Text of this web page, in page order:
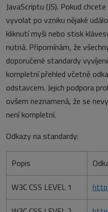
JavaScriptu (JS). Pokud
vyvolat po vzniku nějaké
kliknutí myši nebo stisk
nutná. Připomínám, že
doporučené standardy
kompletní přehled včetně
odstavcem. Jejich podpora
ovšem neznamená, že se
není kompletní.
Odkazy na standardy:
Popis
W3C CSS LEVEL 1